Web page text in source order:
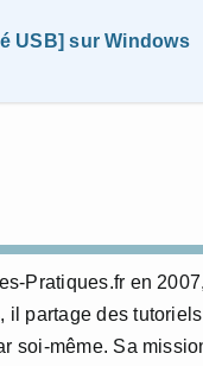
USB] sur Windows
Pratiques.fr en
partage des
soi-même. Sa